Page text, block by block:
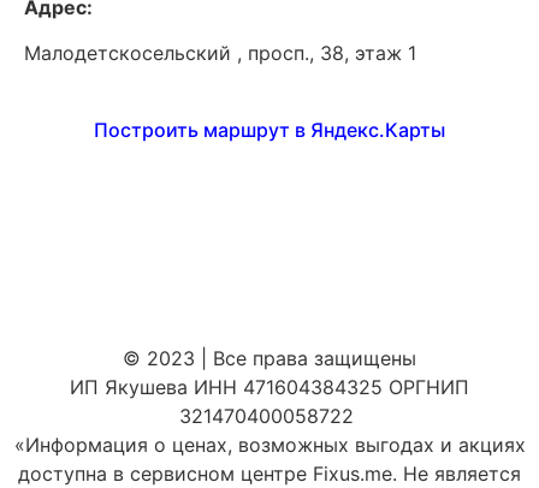
Адрес:
Малодетскосельский , просп., 38, этаж 1
Построить маршрут в Яндекс.Карты
© 2023 | Все права защищены
ИП Якушева ИНН 471604384325 ОРГНИП
321470400058722
«Информация о ценах, возможных выгодах и акциях
доступна в сервисном центре Fixus.me. Не является